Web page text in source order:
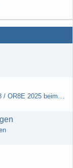
[13.06.-15.06.2025] 5ter Lauf HessenCup OR8 / OR8E 2025 beim MSC Ober-Mörlen e.V.